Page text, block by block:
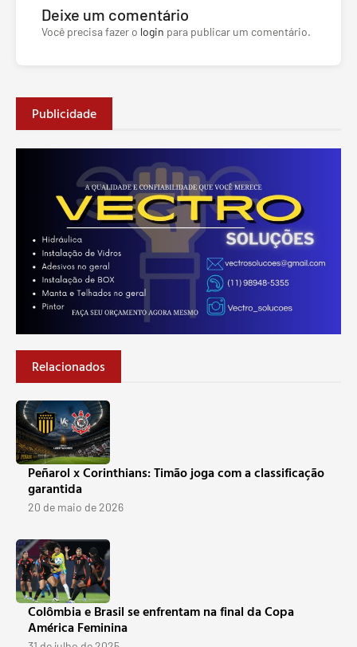
Deixe um comentário
Você precisa fazer o login para publicar um comentário.
Publicidade
Relacionados
Peñarol x Corinthians: Timão joga com a classificação
garantida
20 de maio de 2026
Colômbia e Brasil se enfrentam na final da Copa
América Feminina